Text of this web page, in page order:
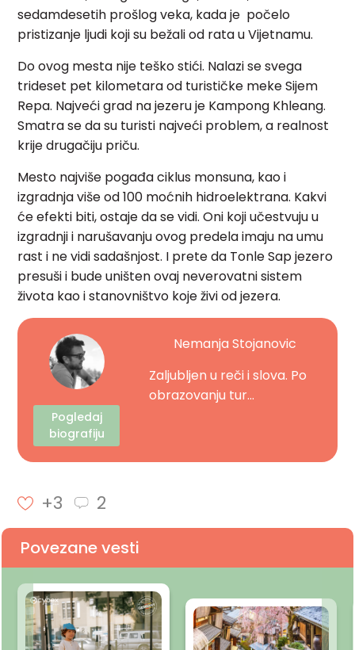
sedamdesetih prošlog veka, kada je počelo
pristizanje ljudi koji su bežali od rata u Vijetnamu.
Do ovog mesta nije teško stići. Nalazi se svega
trideset pet kilometara od turističke meke Sijem
Repa. Najveći grad na jezeru je Kampong Khleang.
Smatra se da su turisti najveći problem, a realnost
krije drugačiju priču.
Mesto najviše pogađa ciklus monsuna, kao i
izgradnja više od 100 moćnih hidroelektrana. Kakvi
će efekti biti, ostaje da se vidi. Oni koji učestvuju u
izgradnji i narušavanju ovog predela imaju na umu
rast i ne vidi sadašnjost. I prete da Tonle Sap jezero
presuši i bude uništen ovaj neverovatni sistem
života kao i stanovništvo koje živi od jezera.
Pogledaj
biografiju
Nemanja Stojanovic
Zaljubljen u reči i slova. Po
obrazovanju tur...
+3 2
Povezane vesti